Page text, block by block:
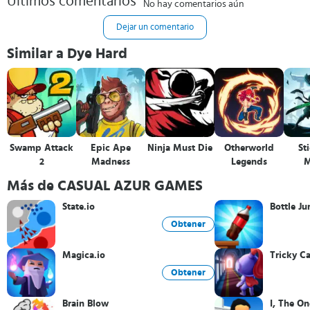
No hay comentarios aún
Dejar un comentario
Similar a Dye Hard
Swamp Attack
2
Epic Ape
Madness
Ninja Must Die
Otherworld
Legends
Más de CASUAL AZUR GAMES
State.io
Obtener
Magica.io
Obtener
Brain Blow
Bottle
Tricky
I, The